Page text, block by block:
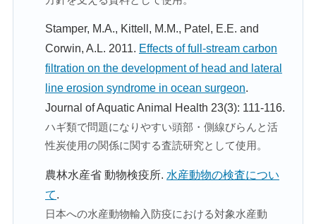
Stamper, M.A., Kittell, M.M., Patel, E.E. and
Corwin, A.L. 2011. Effects of full-stream carbon
filtration on the development of head and lateral
line erosion syndrome in ocean surgeon.
Journal of Aquatic Animal Health 23(3): 111-116.
ハギ類で問題になりやすい頭部・側線びらんと活
性炭使用の関係に関する査読研究として使用。
農林水産省 動物検疫所. 水産動物の検査につい
て.
日本への水産動物輸入防疫における対象水産動